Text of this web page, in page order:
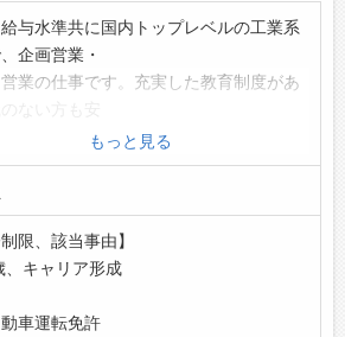
与水準共に国内トップレベルの工業系
企画営業・
業の仕事です。充実した教育制度があ
応募ください
術商社として、新潟県内上場企業や、
学系や国
験場等研究機関への工業計測器・産業
ルート販売
ーズ・相談を受け、その解決と提案を
います
もっと見る
制限、該当事由】
、キャリア形成
車運転免許